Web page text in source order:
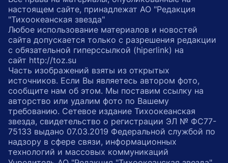
настоящем сайте, принадлежат АО "Редакция
"Тихоокеанская звезда"
Любое использование материалов и новостей
сайта допускается только с разрешения редакции
с обязательной гиперссылкой (hiperlink) на
сайт http://toz.su
Часть изображений взяты из открытых
источников. Если Вы являетесь автором фото,
сообщите нам об этом. Мы поставим ссылку на
авторство или удалим фото по Вашему
требованию. Сетевое издание Тихоокеанская
звезда, свидетельство о регистрации ЭЛ № ФС77-
75133 выдано 07.03.2019 Федеральной службой по
надзору в сфере связи, информационных
технологий и массовых коммуникаций